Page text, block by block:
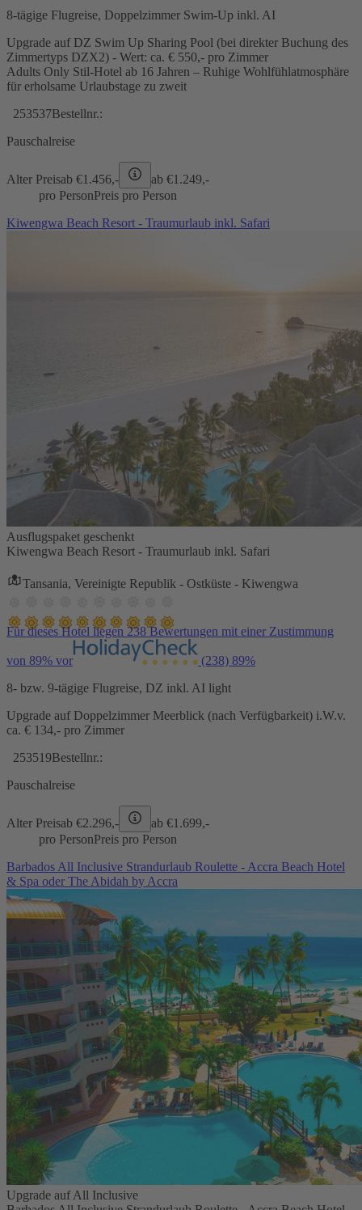
8-tägige Flugreise, Doppelzimmer Swim-Up inkl. AI
Upgrade auf DZ Swim Up Sharing Pool (bei direkter Buchung des
Zimmertyps DZX2) - Wert: ca. € 550,- pro Zimmer
Adults Only Stil-Hotel ab 16 Jahren – Ruhige Wohlfühlatmosphäre
für erholsame Urlaubstage zu zweit
253537Bestellnr.:
Pauschalreise
Alter Preisab €1.456,- ab €1.249,-
pro PersonPreis pro Person
Kiwengwa Beach Resort - Traumurlaub inkl. Safari
Ausflugspaket geschenkt
Kiwengwa Beach Resort - Traumurlaub inkl. Safari
Tansania, Vereinigte Republik - Ostküste - Kiwengwa
Für dieses Hotel liegen 238 Bewertungen mit einer Zustimmung
von 89% vor (238) 89%
8- bzw. 9-tägige Flugreise, DZ inkl. AI light
Upgrade auf Doppelzimmer Meerblick (nach Verfügbarkeit) i.W.v.
ca. € 134,- pro Zimmer
253519Bestellnr.:
Pauschalreise
Alter Preisab €2.296,- ab €1.699,-
pro PersonPreis pro Person
Barbados All Inclusive Strandurlaub Roulette - Accra Beach Hotel
& Spa oder The Abidah by Accra
Upgrade auf All Inclusive